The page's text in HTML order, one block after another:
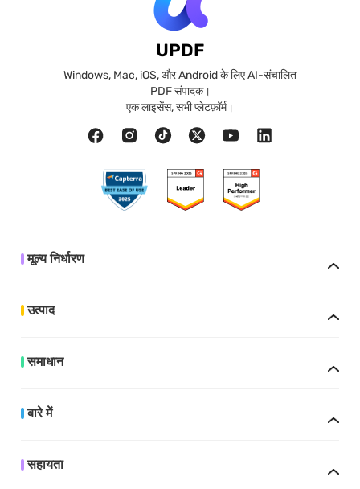
UPDF
Windows, Mac, iOS, और Android के लिए AI-संचालित
PDF संपादक।
एक लाइसेंस, सभी प्लेटफ़ॉर्म।
मूल्य निर्धारण
उत्पाद
समाधान
बारे में
सहायता